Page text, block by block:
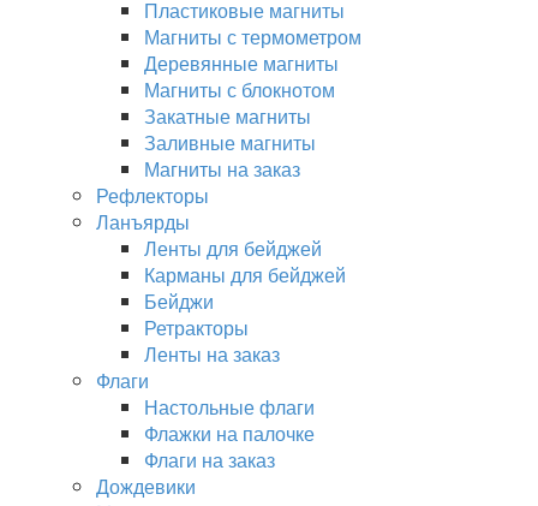
Пластиковые магниты
Магниты с термометром
Деревянные магниты
Магниты с блокнотом
Закатные магниты
Заливные магниты
Магниты на заказ
Рефлекторы
Ланъярды
Ленты для бейджей
Карманы для бейджей
Бейджи
Ретракторы
Ленты на заказ
Флаги
Настольные флаги
Флажки на палочке
Флаги на заказ
Дождевики